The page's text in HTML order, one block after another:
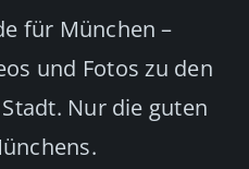
für München –
und Fotos zu den
Nur die guten